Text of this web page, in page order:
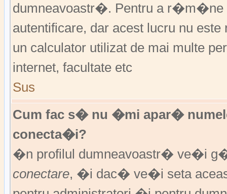
dumneavoastr�. Pentru a
autentificare, dar acest lucru nu
un calculator utilizat de mai multe
internet, facultate etc
Sus
Cum fac s� nu �mi apar�
conecta�i?
�n profilul dumneavoastr� ve�i
conectare, �i dac� ve�i seta